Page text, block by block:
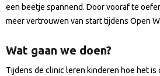
een beetje spannend. Door vooraf te
meer vertrouwen van start tijdens Open
Wat gaan we doen?
Tijdens de clinic leren kinderen hoe het is